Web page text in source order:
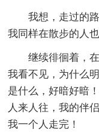
我想，走过的
我同样在散步的人
继续徘徊着，
我看不见，为什么
是什么，好暗好暗
人来人往，我的伴
我一个人走完！